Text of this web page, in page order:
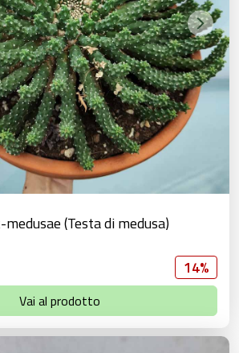
(Testa di medusa)
14%
Vai al prodotto